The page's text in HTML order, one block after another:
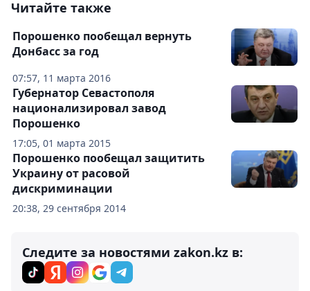
Читайте также
07:57, 11 марта 2016
Порошенко пообещал вернуть
Донбасс за год
17:05, 01 марта 2015
Губернатор Севастополя
национализировал завод
Порошенко
20:38, 29 сентября 2014
Порошенко пообещал защитить
Украину от расовой
дискриминации
Следите за новостями zakon.kz в: